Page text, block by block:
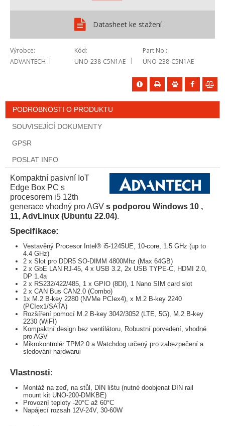
Datasheet ke stažení
Výrobce
ADVANTECH
Kód
UNO-238-C5N1AE
Part No.
UNO-238-C5N1AE
PODROBNOSTI O PRODUKTU
SOUVISEJÍCÍ DOKUMENTY
GPSR
POSLAT INFO
Kompaktní pasivní IoT
Edge Box PC s
procesorem i5 12th
generace vhodný pro AGV s podporou Windows 10 ,
11, AdvLinux (Ubuntu 22.04).
Specifikace:
Vestavěný Procesor Intel® i5-1245UE, 10-core, 1.5 GHz (up to
4.4 GHz)
2 x Slot pro DDR5 SO-DIMM 4800Mhz (Max 64GB)
2 x GbE LAN RJ-45, 4 x USB 3.2, 2x USB TYPE-C, HDMI 2.0,
DP 1.4a
2 x RS232/422/485, 1 x GPIO (8DI), 1 Nano SIM card slot
2 x CAN Bus CAN2.0 (Combo)
1x M.2 B-key 2280 (NVMe PCIex4), x M.2 B-key 2240
(PCIex1/SATA)
Rozšíření pomocí M.2 B-key 3042/3052 (LTE, 5G), M.2 B-key
2230 (WiFI)
Kompaktní design bez ventilátoru, Robustní porvedení, vhodné
pro AGV
Mikrokontrolér TPM2.0 a Watchdog určený pro zabezpečení a
sledování hardwarui
Vlastnosti:
Montáž na zeď, na stůl, DIN lištu (nutné doobjenat DIN rail
mount kit UNO-200-DMKBE)
Provozní teploty -20°C až 60°C
Napájecí rozsah 12V-24V, 30-60W